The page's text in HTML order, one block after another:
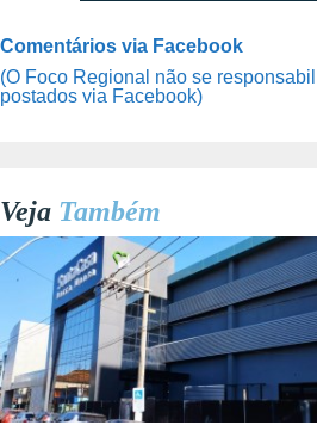
Comentários via Facebook
(O Foco Regional não se
postados via Facebook)
Veja Também